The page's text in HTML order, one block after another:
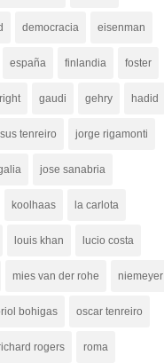
democracia eisenman
españa finlandia foster
gaudi gehry hadid
tenreiro jorge rigamonti
jose sanabria
koolhaas la carlota
louis khan lucio costa
mies van der rohe niemeyer
bohigas oscar tenreiro
rogers roma